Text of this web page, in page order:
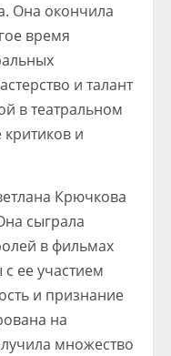
Она окончила
время
и талант
в театральном
и
Крючкова
сыграла
в фильмах
ее участием
и признание
на
множество